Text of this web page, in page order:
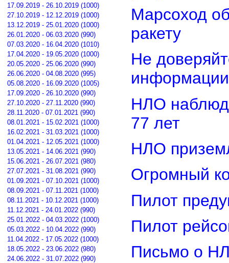
17.09.2019 - 26.10.2019 (1000)
27.10.2019 - 12.12.2019 (1000)
13.12.2019 - 25.01.2020 (1000)
26.01.2020 - 06.03.2020 (990)
07.03.2020 - 16.04.2020 (1010)
17.04.2020 - 19.05.2020 (1000)
20.05.2020 - 25.06.2020 (990)
26.06.2020 - 04.08.2020 (995)
05.08.2020 - 16.09.2020 (1005)
17.09.2020 - 26.10.2020 (990)
27.10.2020 - 27.11.2020 (990)
28.11.2020 - 07.01.2021 (990)
08.01.2021 - 15.02.2021 (1000)
16.02.2021 - 31.03.2021 (1000)
01.04.2021 - 12.05.2021 (1000)
13.05.2021 - 14.06.2021 (990)
15.06.2021 - 26.07.2021 (980)
27.07.2021 - 31.08.2021 (990)
01.09.2021 - 07.10.2021 (1000)
08.09.2021 - 07.11.2021 (1000)
08.11.2021 - 10.12.2021 (1000)
11.12.2021 - 24.01.2022 (990)
25.01.2022 - 04.03.2022 (1000)
05.03.2022 - 10.04.2022 (990)
11.04.2022 - 17.05.2022 (1000)
18.05.2022 - 23.06.2022 (980)
24.06.2022 - 31.07.2022 (990)
Марсоход
ракету
Не
информации
НЛО
77 лет
НЛО
Огромный
Пилот
Пилот
Письмо о